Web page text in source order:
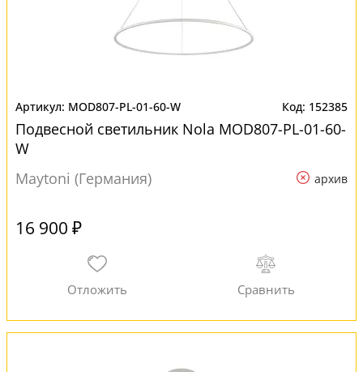
MOD807-PL-01-60-W 152385
Подвесной светильник Nola MOD807-PL-01-60-
W
Maytoni (Германия)
архив
16 900 ₽